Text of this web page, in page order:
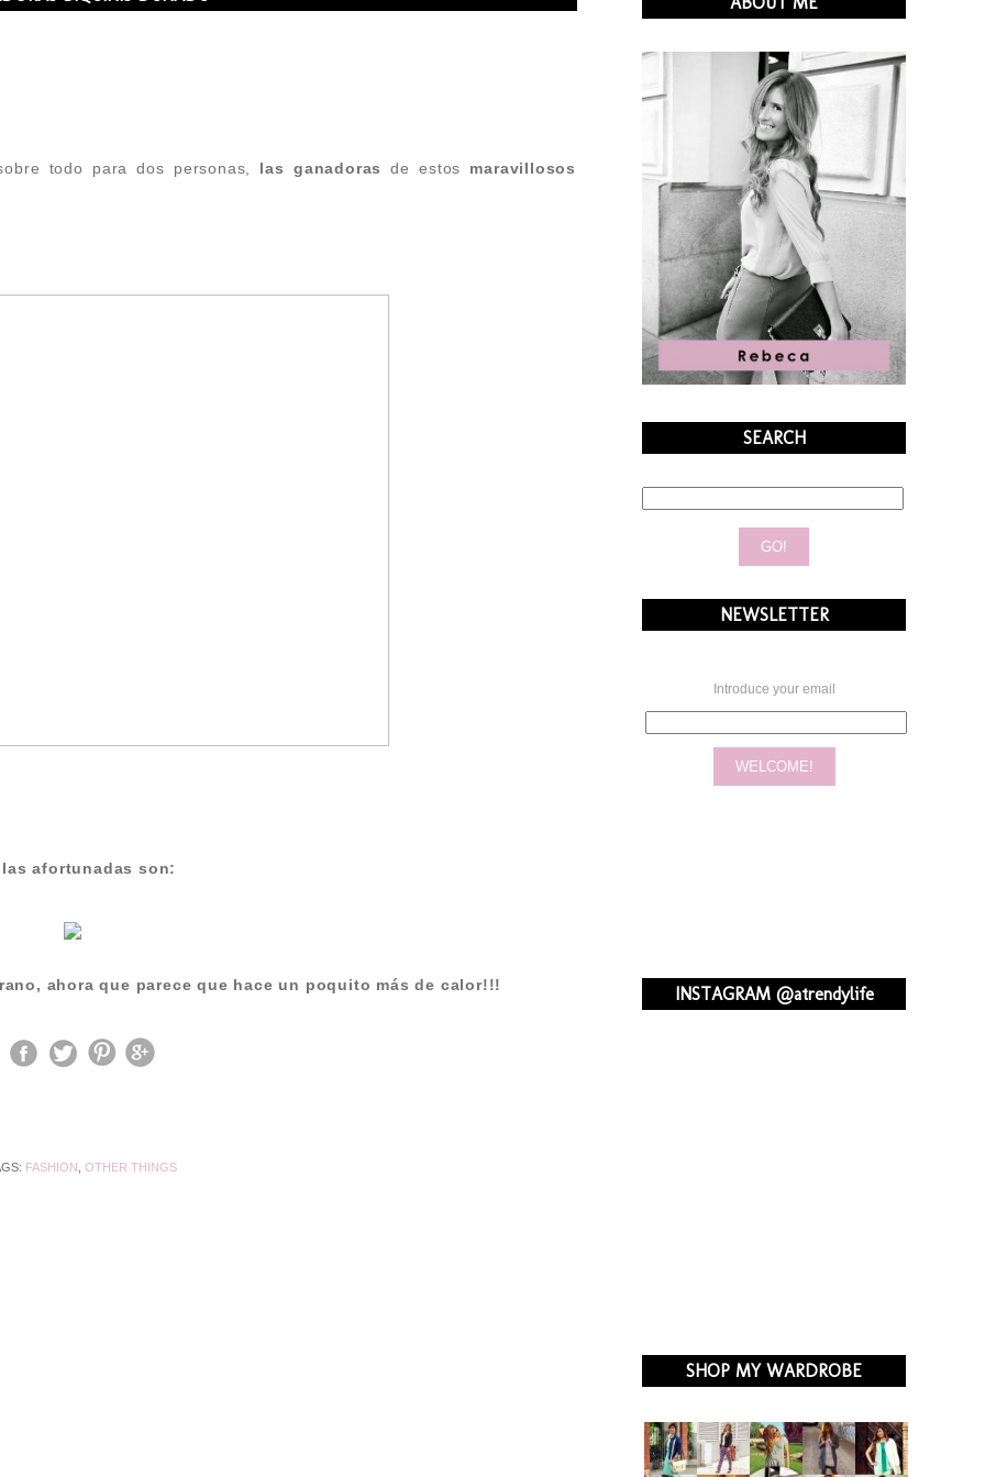
todo para dos personas, las ganadoras de estos maravillosos
las afortunadas son:
ahora que parece que hace un poquito más de calor!!!
FASHION OTHER THINGS
SEARCH
NEWSLETTER
Introduce your email
INSTAGRAM @atrendylife
SHOP MY WARDROBE